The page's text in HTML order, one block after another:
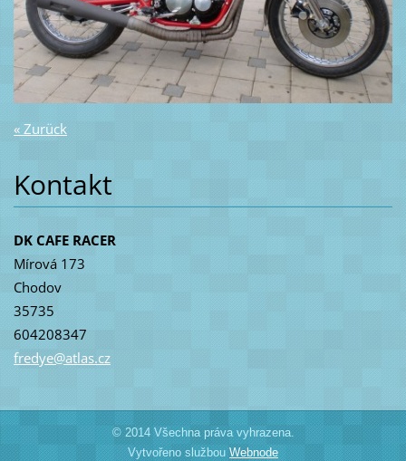
« Zurück
Kontakt
DK CAFE RACER
Mírová 173
Chodov
35735
604208347
fredye@atlas.cz
© 2014 Všechna práva vyhrazena.
Vytvořeno službou Webnode